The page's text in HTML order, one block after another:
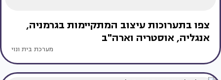
צפו בתערוכות עיצוב המתקיימות בגרמניה,
אנגליה, אוסטריה וארה"ב
מערכת בית ונוי